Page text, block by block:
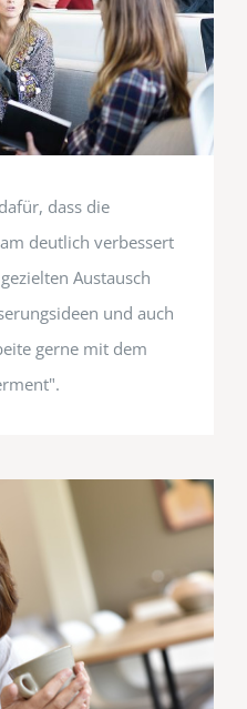
dass die
deutlich verbessert
Austausch
und auch
gerne mit dem